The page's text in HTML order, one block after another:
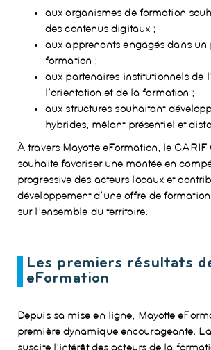
aux organismes de formation
des contenus digitaux ;
aux apprenants engagés dans un
formation ;
aux partenaires institutionnels de
l’orientation et de la formation ;
aux structures souhaitant
hybrides, mêlant présentiel et
À travers Mayotte eFormation, le CARIF
souhaite favoriser une montée en
progressive des acteurs locaux et
développement d’une offre de
sur l’ensemble du territoire.
Les premiers résultats
eFormation
Depuis sa mise en ligne, Mayotte
première dynamique encourageante.
suscite l’intérêt des acteurs de la